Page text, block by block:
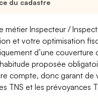
du cadastre
métier Inspecteur /
et votre optimisation
d’une couverture
proposée
compte, donc garant de
TNS et les prévoyances